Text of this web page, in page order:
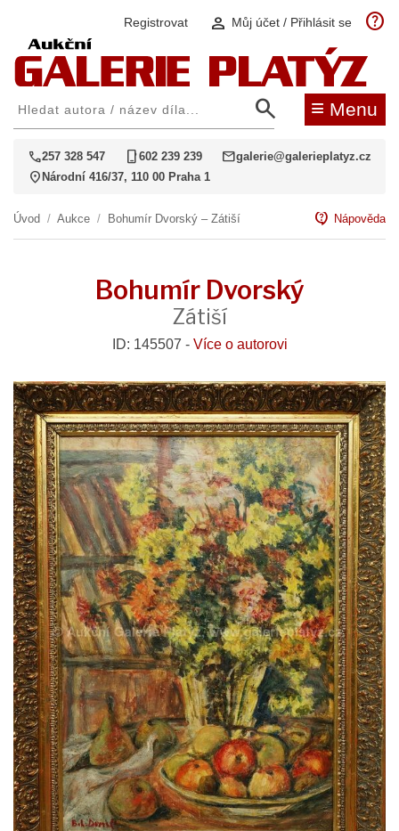
Registrovat person Můj účet / Přihlásit se help
search ≡ Menu
call257 328 547 phone_iphone602 239 239 mailgalerie@galerieplatyz.cz
location_on Národní 416/37, 110 00 Praha 1
Úvod / Aukce / Bohumír Dvorský – Zátiší contact_support Nápověda
Bohumír Dvorský
Zátiší
ID: 145507 - Více o autorovi